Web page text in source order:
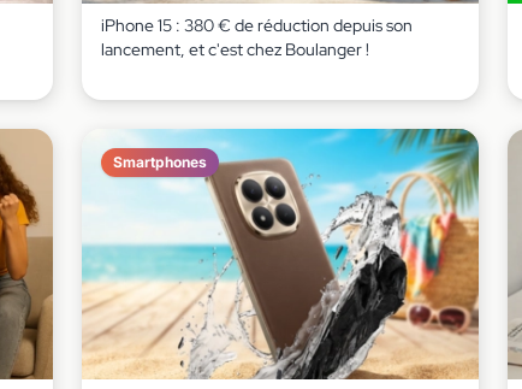
iPhone 15 : 380 € de réduction depuis son
lancement, et c'est chez Boulanger !
Smartphones